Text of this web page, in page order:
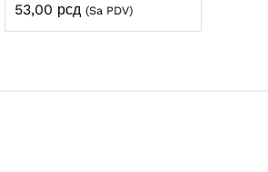
53,00 рсд (Sa PDV)